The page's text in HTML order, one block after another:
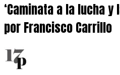
‘Caminata a la lucha
por Francisco Carrillo